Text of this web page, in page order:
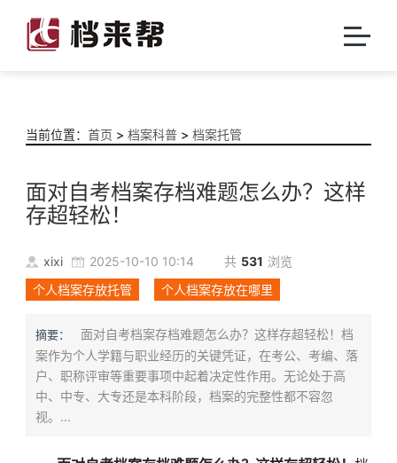
当前位置： 首页 > 档案科普> 档案托管
面对自考档案存档难题怎么办？这样
存超轻松！
xixi 2025-10-10 10:14 共 531 浏览
个人档案存放托管
个人档案存放在哪里
摘要：
面对自考档案存档难题怎么办？这样存超轻松！档
案作为个人学籍与职业经历的关键凭证，在考公、考编、落
户、职称评审等重要事项中起着决定性作用。无论处于高
中、中专、大专还是本科阶段，档案的完整性都不容忽
视。...